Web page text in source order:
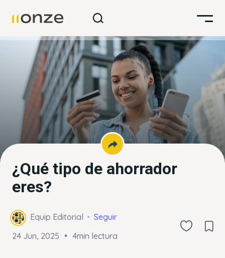
¿Qué tipo de ahorrador
eres?
Equip Editorial
Seguir
24 Jun, 2025
4min lectura